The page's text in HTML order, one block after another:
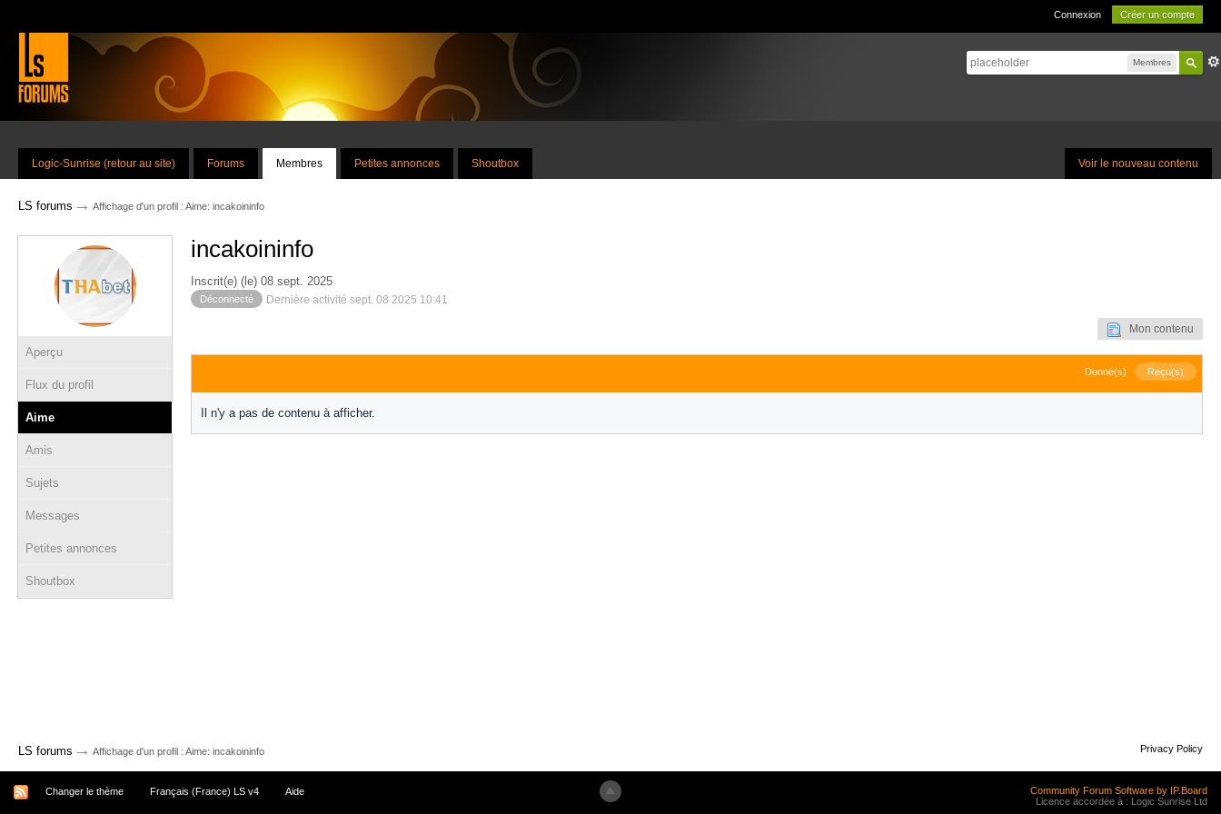
Connexion Créer un compte
Membres
Voir le nouveau contenu
Logic-Sunrise (retour au site) Forums Membres Petites annonces Shoutbox
LS forums → Affichage d'un profil : Aime: incakoininfo
Aperçu
Flux du profil
Aime
Amis
Sujets
Messages
Petites annonces
Shoutbox
incakoininfo
Inscrit(e) (le) 08 sept. 2025
Déconnecté Dernière activité sept. 08 2025 10:41
Mon contenu
Donné(s) Reçu(s)
Il n'y a pas de contenu à afficher.
LS forums → Affichage d'un profil : Aime: incakoininfo Privacy Policy
Changer le thème Français (France) LS v4 Aide
Community Forum Software by IP.Board
Licence accordée à : Logic Sunrise Ltd